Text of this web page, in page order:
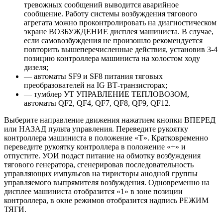
тревожных сообщений выводится аварийное
сообщение. Работу системы возбуждения тягового
агрегата можно проконтролировать на диагностическом
экране ВОЗБУЖДЕНИЕ дисплея машиниста. В случае,
если самовозбуждения не произошло рекомендуется
повторить вышеперечисленные действия, установив 3-4
позицию контроллера машиниста на холостом ходу
дизеля;
— автоматы SF9 и SF8 питания тяговых
преобразователей на IG ВТ-транзисторах;
— тумблер УТ УПРАВЛЕНИЕ ТЕПЛОВОЗОМ,
автоматы QF2, QF4, QF7, QF8, QF9, QF12.
Выберите направление движения нажатием кнопки ВПЕРЕД
или НАЗАД пульта управления. Переведите рукоятку
контроллера машиниста в положение «Т». Кратковременно
переведите рукоятку контроллера в положение «+» и
отпустите. УОИ подаст питание на обмотку возбуждения
тягового генератора, сгенерировав последовательность
управляющих импульсов на тиристоры анодной группы
управляемого выпрямителя возбуждения. Одновременно на
дисплее машиниста отобразится «1» в зоне позиции
контроллера, в окне режимов отобразится надпись РЕЖИМ
ТЯГИ.